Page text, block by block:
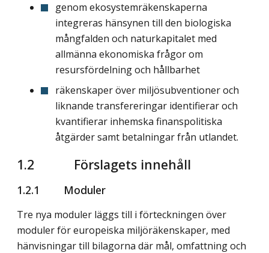
genom ekosystemräkenskaperna
integreras hänsynen till den biologiska
mångfalden och naturkapitalet med
allmänna ekono­miska frågor om
resursfördelning och hållbarhet
räkenskaper över miljösubventioner och
liknande transfereringar identifierar och
kvantifierar inhemska finanspolitiska
åtgärder samt betalningar från utlandet.
1.2 Förslagets innehåll
1.2.1 Moduler
Tre nya moduler läggs till i förteckningen över
moduler för europeiska miljöräkenskaper, med
hänvisningar till bilagorna där mål, omfattning och